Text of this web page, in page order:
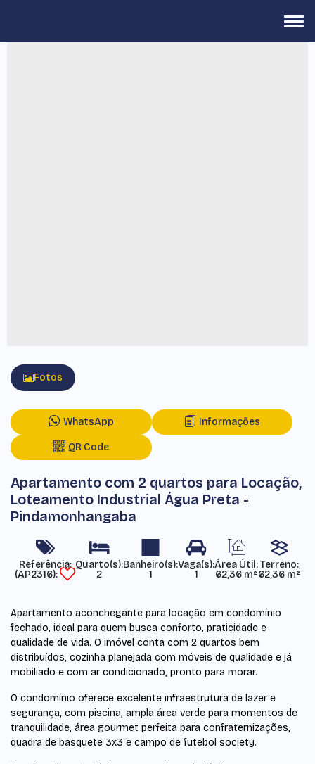
Fotos
WhatsApp Informações
QR Code
Apartamento com 2 quartos para Locação,
Loteamento Industrial Água Preta -
Pindamonhangaba
Referência:
(AP2316)
2 1 1
Área Útil:
62,36 m²
Terreno:
62,36 m²
Apartamento aconchegante para locação em condomínio
fechado, ideal para quem busca conforto, praticidade e
qualidade de vida. O imóvel conta com 2 quartos bem
distribuídos, cozinha planejada com móveis de qualidade e já
mobiliado e com ar condicionado, pronto para morar.
O condomínio oferece excelente infraestrutura de lazer e
segurança, com piscina, ampla área verde para momentos de
tranquilidade, área gourmet perfeita para confraternizações,
quadra de basquete 3x3 e campo de futebol society.